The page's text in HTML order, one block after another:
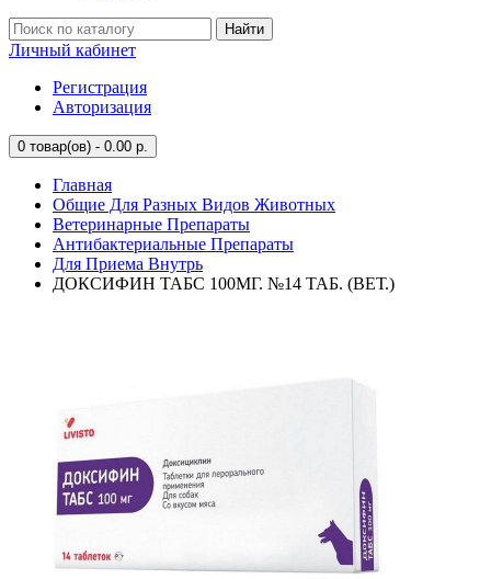
Найти
Личный кабинет
Регистрация
Авторизация
0 товар(ов) - 0.00 р.
Главная
Общие Для Разных Видов Животных
Ветеринарные Препараты
Антибактериальные Препараты
Для Приема Внутрь
ДОКСИФИН ТАБС 100МГ. №14 ТАБ. (ВЕТ.)